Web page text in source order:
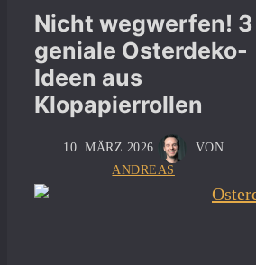
Nicht wegwerfen! 3
geniale Osterdeko-
Ideen aus
Klopapierrollen
10. MÄRZ 2026
VON
ANDREAS